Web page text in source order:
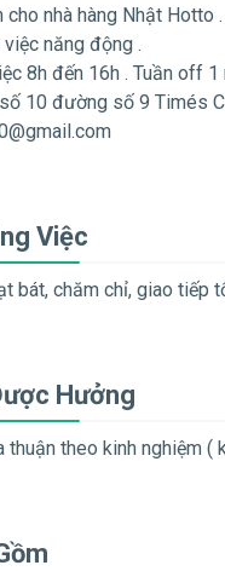
cho nhà hàng Nhật Hotto .
năng động .
8h đến 16h . Tuần off 1
10 đường số 9 Timés
Việc
bát, chăm chỉ, giao tiếp
Hưởng
thuận theo kinh nghiệm